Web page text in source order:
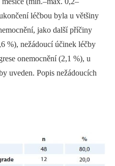
léčbou byla u většiny
jako další příčiny
%), nežádoucí účinek léčby
onemocnění (2,1 %), u
uveden. Popis nežádoucích